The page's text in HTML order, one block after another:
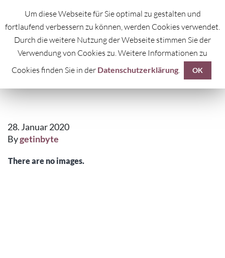
JUBILÄUM
28. Januar 2020
Bygetinbyte
There are no images.
Um diese Webseite für Sie optimal zu gestalten und
fortlaufend verbessern zu können, werden Cookies verwendet.
Durch die weitere Nutzung der Webseite stimmen Sie der
Verwendung von Cookies zu. Weitere Informationen zu
Cookies finden Sie in der Datenschutzerklärung. OK